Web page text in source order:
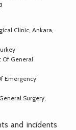
3
Clinic, Ankara,
Of General
Emergency
Surgery,
and incidents